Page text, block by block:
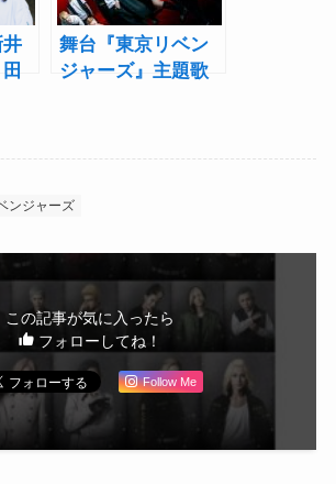
舞台『東京リベン
ジャーズ』主題歌
ンジャーズ
この記事が気に入ったら
フォローしてね！
Follow Me